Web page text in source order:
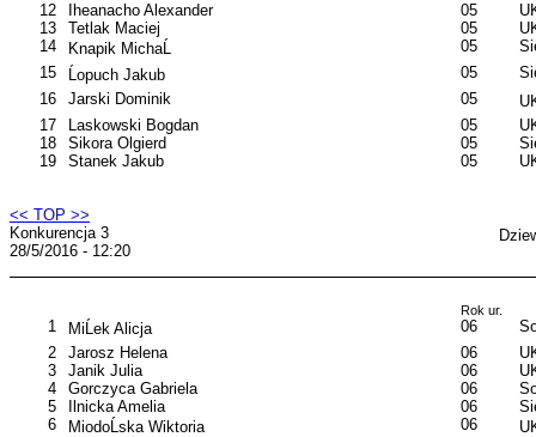
12
Iheanacho Alexander 05
13
Tetlak Maciej 05
14
Knapik MichaĹ 05
15
Ĺopuch Jakub 05
16
Jarski Dominik 05
17
Laskowski Bogdan 05
18
Sikora Olgierd 05
19
Stanek Jakub 05
<< TOP >>
Konkurencja 3
28/5/2016 - 12:20
Rok ur.
1 MiĹek Alicja 06
2
Jarosz Helena 06
3
Janik Julia 06
4
Gorczyca Gabriela 06
5
Ilnicka Amelia 06
6
MiodoĹska Wiktoria 06